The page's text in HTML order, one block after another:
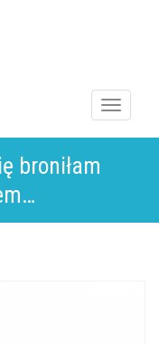
Menu
broniłam